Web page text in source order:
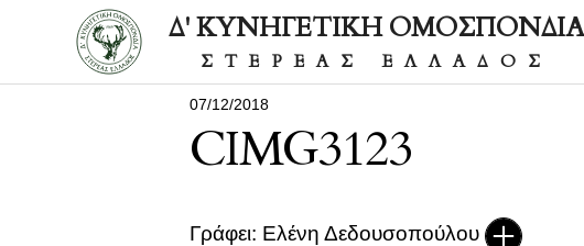
Δ' ΚΥΝΗΓΕΤΙΚΗ ΟΜΟΣΠΟΝΔΙΑ
ΣΤΕΡΕΑΣ ΕΛΛΑΔΟΣ
07/12/2018
CIMG3123
Γράφει: Ελένη Δεδουσοπούλου